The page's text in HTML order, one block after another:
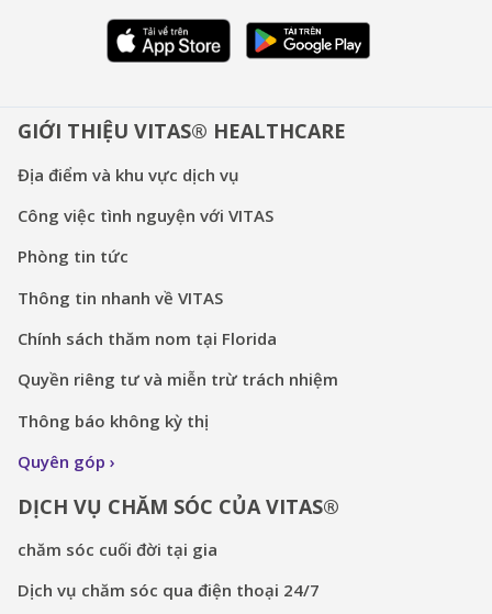
GIỚI THIỆU VITAS® HEALTHCARE
Địa điểm và khu vực dịch vụ
Công việc tình nguyện với VITAS
Phòng tin tức
Thông tin nhanh về VITAS
Chính sách thăm nom tại Florida
Quyền riêng tư và miễn trừ trách nhiệm
Thông báo không kỳ thị
Quyên góp
DỊCH VỤ CHĂM SÓC CỦA VITAS®
chăm sóc cuối đời tại gia
Dịch vụ chăm sóc qua điện thoại 24/7